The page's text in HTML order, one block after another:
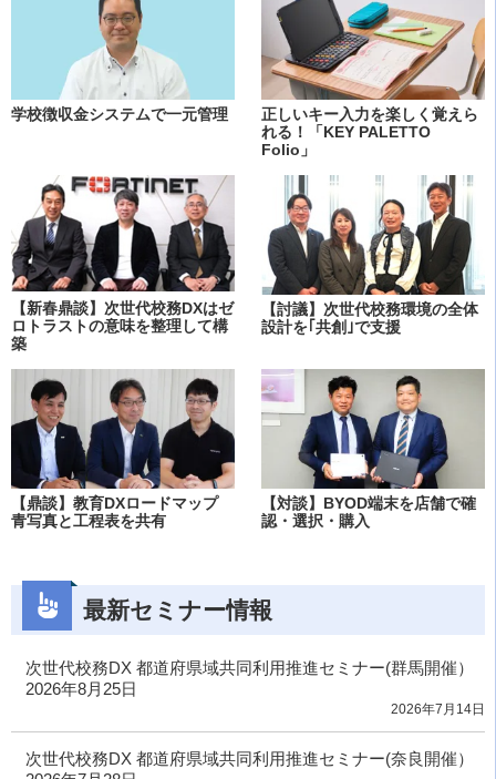
学校徴収金システムで一元管理
正しいキー入力を楽しく覚えら
れる！「KEY PALETTO
Folio」
【新春鼎談】次世代校務DXはゼ
ロトラストの意味を整理して構
築
【討議】次世代校務環境の全体
設計を｢共創｣で支援
【鼎談】教育DXロードマップ
青写真と工程表を共有
【対談】BYOD端末を店舗で確
認・選択・購入
最新セミナー情報
次世代校務DX 都道府県域共同利用推進セミナー(群馬開催）
2026年8月25日
2026年7月14日
次世代校務DX 都道府県域共同利用推進セミナー(奈良開催）